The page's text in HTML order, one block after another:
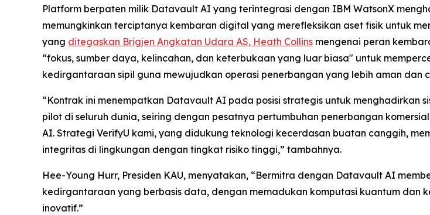
Platform berpaten milik Datavault AI yang terintegrasi dengan IBM WatsonX
memungkinkan terciptanya kembaran digital yang merefleksikan aset fisik untuk
yang ditegaskan Brigjen Angkatan Udara AS, Heath Collins mengenai peran
“fokus, sumber daya, kelincahan, dan keterbukaan yang luar biasa" untuk
kedirgantaraan sipil guna mewujudkan operasi penerbangan yang lebih aman dan
“Kontrak ini menempatkan Datavault AI pada posisi strategis untuk
pilot di seluruh dunia, seiring dengan pesatnya pertumbuhan penerbangan
AI. Strategi VerifyU kami, yang didukung teknologi kecerdasan buatan canggih,
integritas di lingkungan dengan tingkat risiko tinggi,” tambahnya.
Hee-Young Hurr, Presiden KAU, menyatakan, “Bermitra dengan Datavault AI
kedirgantaraan yang berbasis data, dengan memadukan komputasi kuantum dan
inovatif.”